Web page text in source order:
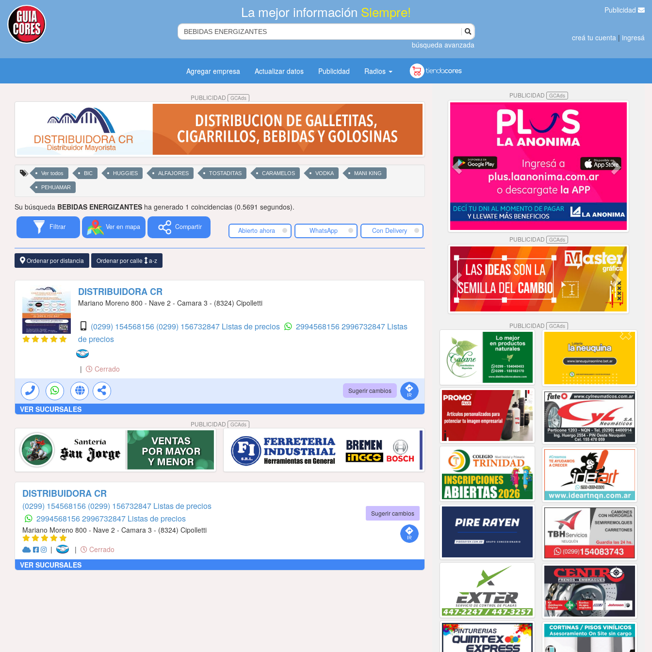
La mejor información Siempre!
búsqueda avanzada
Publicidad
creá tu cuenta | ingresá
Agregar empresa Actualizar datos Publicidad Radios
PUBLICIDAD GCAds
Ver todos BIC HUGGIES ALFAJORES TOSTADITAS CARAMELOS VODKA MANI KING
PEHUAMAR
Su búsqueda BEBIDAS ENERGIZANTES ha generado 1 coincidencias (0.5691 segundos).
Filtrar Ver en mapa Compartir Abierto ahora WhatsApp Con Delivery
Ordenar por distancia Ordenar por calle a-z
DISTRIBUIDORA CR
Mariano Moreno 800 - Nave 2 - Camara 3 - (8324) Cipolletti
(0299) 154568156 (0299) 156732847 Listas de precios 29945681562996732847 Listas
de precios
| Cerrado
Sugerir cambios
VER SUCURSALES
PUBLICIDAD GCAds
DISTRIBUIDORA CR
(0299) 154568156 (0299) 156732847 Listas de precios
29945681562996732847 Listas de precios
Mariano Moreno 800 - Nave 2 - Camara 3 - (8324) Cipolletti
|
| Cerrado
Sugerir cambios
VER SUCURSALES
PUBLICIDAD GCAds
PUBLICIDAD GCAds
PUBLICIDAD GCAds